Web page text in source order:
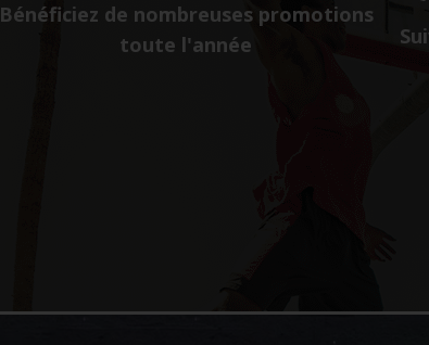
Bénéficiez de nombreuses promotions
toute l'année